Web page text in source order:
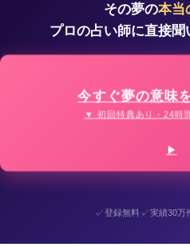
その夢の本当
プロの占い師に直接聞
今すぐ夢の意味
▼ 初回特典あり・24時
✓登録無料✓実績30万